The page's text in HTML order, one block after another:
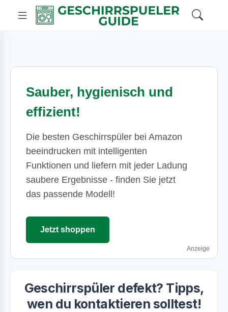
Sauber, hygienisch und
effizient!
Die besten Geschirrspüler bei Amazon
beeindrucken mit intelligenten
Funktionen und liefern mit jeder Ladung
saubere Ergebnisse - finden Sie jetzt
das passende Modell!
Jetzt shoppen
Anzeige
Geschirrspüler defekt? Tipps,
wen du kontaktieren solltest!